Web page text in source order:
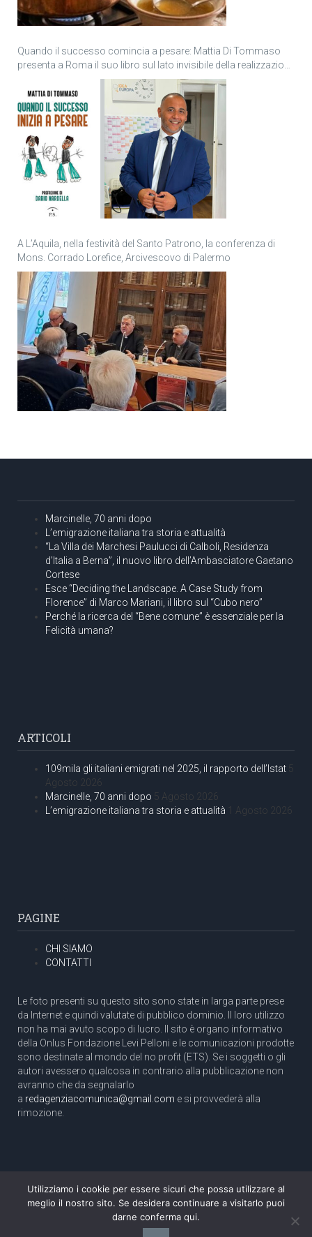
Quando il successo comincia a pesare: Mattia Di Tommaso
presenta a Roma il suo libro sul lato invisibile della realizzazione
A L’Aquila, nella festività del Santo Patrono, la conferenza di
Mons. Corrado Lorefice, Arcivescovo di Palermo
Marcinelle, 70 anni dopo
L’emigrazione italiana tra storia e attualità
“La Villa dei Marchesi Paulucci di Calboli, Residenza
d’Italia a Berna”, il nuovo libro dell’Ambasciatore Gaetano
Cortese
Esce “Deciding the Landscape. A Case Study from
Florence” di Marco Mariani, il libro sul “Cubo nero”
Perché la ricerca del “Bene comune” è essenziale per la
Felicità umana?
ARTICOLI
109mila gli italiani emigrati nel 2025, il rapporto dell’Istat 5
Agosto 2026
Marcinelle, 70 anni dopo 5 Agosto 2026
L’emigrazione italiana tra storia e attualità 1 Agosto 2026
PAGINE
CHI SIAMO
CONTATTI
Le foto presenti su questo sito sono state in larga parte prese
da Internet e quindi valutate di pubblico dominio. Il loro utilizzo
non ha mai avuto scopo di lucro. Il sito è organo informativo
della Onlus Fondazione Levi Pelloni e le comunicazioni prodotte
sono destinate al mondo del no profit (ETS). Se i soggetti o gli
autori avessero qualcosa in contrario alla pubblicazione non
avranno che da segnalarlo
a redagenziacomunica@gmail.com e si provvederà alla
rimozione.
Copyright 2003 com.unica - Tutti i diritti riservati
Aut. Tribunale di Roma N. 466/2003 dell'11/11/2003
Direttore responsabile: Pino Pelloni [direttore@agenziacomunica.net]
Utilizziamo i cookie per essere sicuri che possa utilizzare al
meglio il nostro sito. Se desidera continuare a visitarlo puoi
darne conferma qui.